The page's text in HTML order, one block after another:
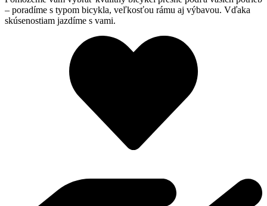
– poradíme s typom bicykla, veľkosťou rámu aj výbavou. Vďaka
skúsenostiam jazdíme s vami.